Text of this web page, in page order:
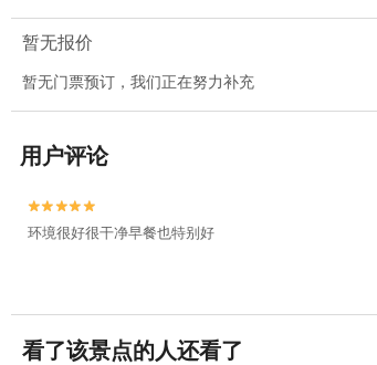
暂无报价
暂无门票预订，我们正在努力补充
用户评论


环境很好很干净早餐也特别好
看了该景点的人还看了